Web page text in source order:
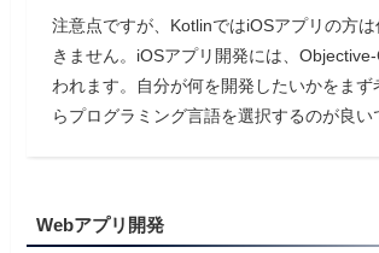
注意点ですが、KotlinではiOSアプリの方
きません。iOSアプリ開発には、
われます。自分が何を開発したいかをまず
らプログラミング言語を選択するのが良い
Webアプリ開発